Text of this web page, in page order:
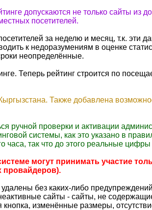
допускаются не только сайты
посетителей.
за неделю и месяц, т.к. эти
к недоразумениям в оценке
неопределённые.
Теперь рейтинг строится по
Также добавлена
ручной проверки и активации
системы, как это указано в
часа, так что до этого реальные цифры
могут принимать участие
провайдеров).
удалены без каких-либо
сайты - сайты, не
изменённые размеры,